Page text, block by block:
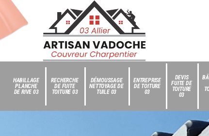
HABILLAGE
PLANCHE
DE RIVE 03
RECHERCHE
DE FUITE
TOITURE 03
DÉMOUSSAGE
NETTOYAGE DE
TUILE 03
ENTREPRISE
DE TOITURE
03
DEVIS
FUITE DE
TOITURE
03